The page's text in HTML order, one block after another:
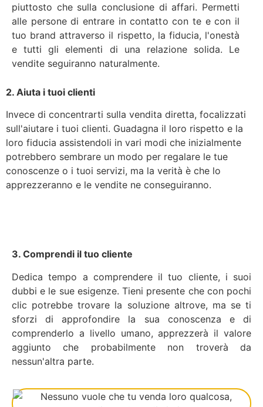
piuttosto che sulla conclusione di affari. Permetti
alle persone di entrare in contatto con te e con il
tuo brand attraverso il rispetto, la fiducia, l'onestà
e tutti gli elementi di una relazione solida. Le
vendite seguiranno naturalmente.
2. Aiuta i tuoi clienti
Invece di concentrarti sulla vendita diretta, focalizzati
sull'aiutare i tuoi clienti. Guadagna il loro rispetto e la
loro fiducia assistendoli in vari modi che inizialmente
potrebbero sembrare un modo per regalare le tue
conoscenze o i tuoi servizi, ma la verità è che lo
apprezzeranno e le vendite ne conseguiranno.
3. Comprendi il tuo cliente
Dedica tempo a comprendere il tuo cliente, i suoi
dubbi e le sue esigenze. Tieni presente che con pochi
clic potrebbe trovare la soluzione altrove, ma se ti
sforzi di approfondire la sua conoscenza e di
comprenderlo a livello umano, apprezzerà il valore
aggiunto che probabilmente non troverà da
nessun'altra parte.